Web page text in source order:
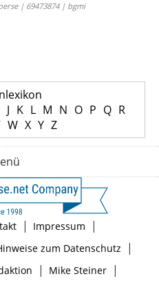
| 69473874 | bgmi
J K L M N O P Q R
W X Y Z
| Impressum |
zum Datenschutz |
| Mike Steiner|